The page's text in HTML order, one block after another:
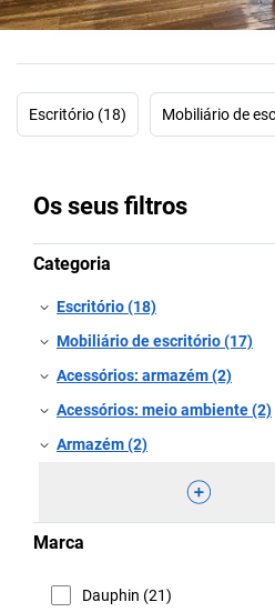
Escritório (18) Mobiliário de
Os seus filtros
Categoria
Escritório (18)
Mobiliário de escritório (17)
Acessórios: armazém (2)
Acessórios: meio ambiente (2)
Armazém (2)
Marca
Dauphin (21)